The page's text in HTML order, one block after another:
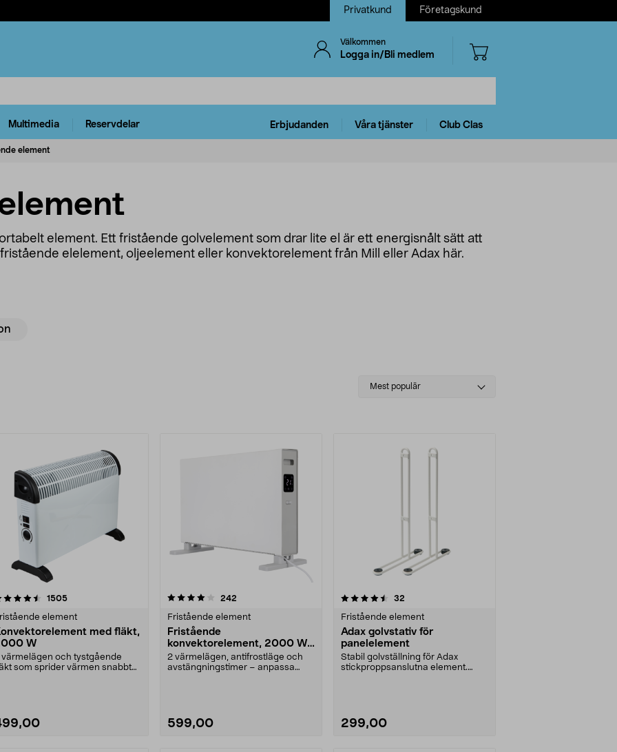
Privatkund Företagskund
Välkommen
Logga in/Bli medlem
Multimedia Reservdelar Erbjudanden Våra tjänster Club Clas
element
element. Ett fristående golvelement som drar lite el är ett energisnålt sätt att
elelement, oljeelement eller konvektorelement från Mill eller Adax här.
Select
Mest populär
1505recensioner
element
med fläkt,
W
värmelägen och tystgående
som sprider värmen snabbt
4.0 av 5 stjärnor 242
Fristående element
Fristående
konvektorelement, 2000 W,
vit
2 värmelägen, antifrostläge och
avstängningstimer – anpassa
599,00
4.5 av 5 stjärnor 32
Fristående element
Adax golvstativ för
panelelement
Stabil golvställning för Adax
stickproppsanslutna element.
299,00